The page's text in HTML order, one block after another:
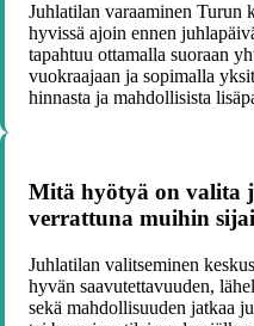
Juhlatilan varaaminen Turun
hyvissä ajoin ennen
tapahtuu ottamalla suoraan
vuokraajaan ja sopimalla
hinnasta ja mahdollisista
Mitä hyötyä on valita
verrattuna muihin
Juhlatilan valitseminen
hyvän saavutettavuuden,
sekä mahdollisuuden jatkaa